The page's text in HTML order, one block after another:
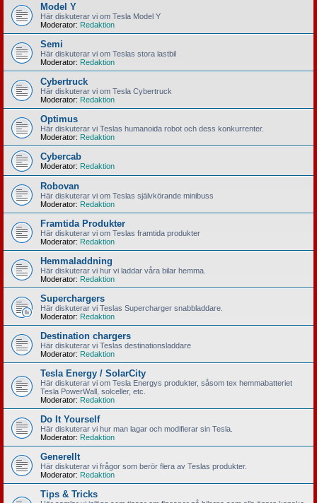
Model Y
Här diskuterar vi om Tesla Model Y
Moderator: Redaktion
Semi
Här diskuterar vi om Teslas stora lastbil
Moderator: Redaktion
Cybertruck
Här diskuterar vi om Tesla Cybertruck
Moderator: Redaktion
Optimus
Här diskuterar vi Teslas humanoida robot och dess konkurrenter.
Moderator: Redaktion
Cybercab
Moderator: Redaktion
Robovan
Här diskuterar vi om Teslas självkörande minibuss
Moderator: Redaktion
Framtida Produkter
Här diskuterar vi om Teslas framtida produkter
Moderator: Redaktion
Hemmaladdning
Här diskuterar vi hur vi laddar våra bilar hemma.
Moderator: Redaktion
Superchargers
Här diskuterar vi Teslas Supercharger snabbladdare.
Moderator: Redaktion
Destination chargers
Här diskuterar vi Teslas destinationsladdare
Moderator: Redaktion
Tesla Energy / SolarCity
Här diskuterar vi om Tesla Energys produkter, såsom tex hemmabatteriet
Tesla PowerWall, solceller, etc.
Moderator: Redaktion
Do It Yourself
Här diskuterar vi hur man lagar och modifierar sin Tesla.
Moderator: Redaktion
Generellt
Här diskuterar vi frågor som berör flera av Teslas produkter.
Moderator: Redaktion
Tips & Tricks